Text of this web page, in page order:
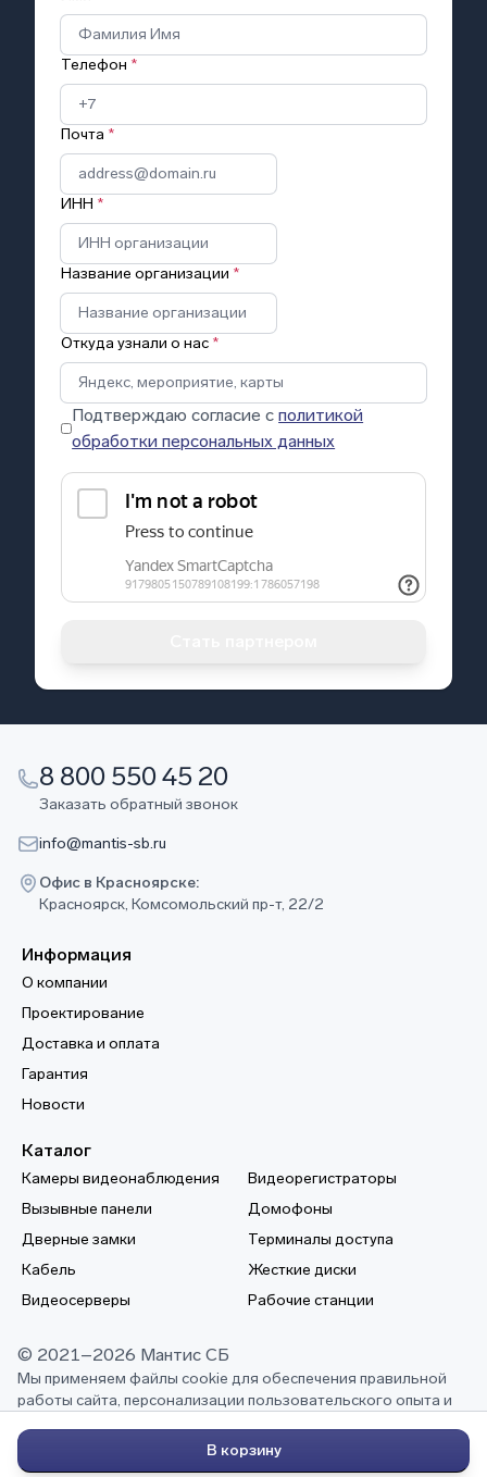
В корзину
Телефон *
Почта *
ИНН *
Название организации *
Откуда узнали о нас *
Подтверждаю согласие сполитикой
обработки персональных данных
8 800 550 45 20
Заказать обратный звонок
info@mantis-sb.ru
Офис в Красноярске:
Красноярск, Комсомольский пр-т, 22/2
Информация
О компании
Проектирование
Доставка и оплата
Гарантия
Новости
Каталог
Камеры видеонаблюдения
Видеорегистраторы
Вызывные панели
Домофоны
Дверные замки
Терминалы доступа
Кабель
Жесткие диски
Видеосерверы
Рабочие станции
© 2021–2026 Мантис СБ
Мы применяем файлы cookie для обеспечения правильной
работы сайта, персонализации пользовательского опыта и
конфиденциальности